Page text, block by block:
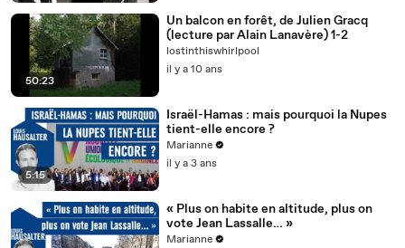
50:23
Un balcon en forêt, de Julien Gracq
(lecture par Alain Lanavère) 1-2
lostinthiswhirlpool
il y a 10 ans
5:15
Israël-Hamas : mais pourquoi la Nupes
tient-elle encore ?
Marianne
il y a 3 ans
« Plus on habite en altitude, plus on
vote Jean Lassalle… »
Marianne